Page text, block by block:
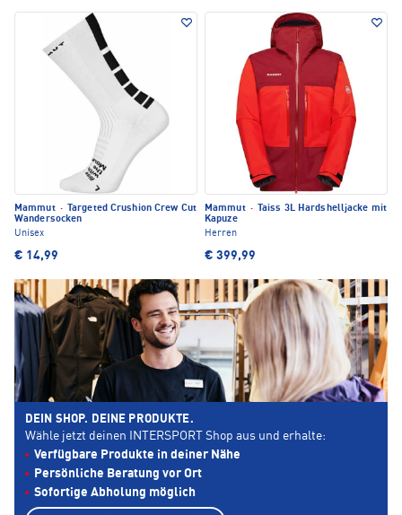
Mammut ·
Targeted Crushion Crew Cut
Wandersocken
Unisex
€ 14,99
Mammut ·
Taiss 3L Hardshelljacke mit
Kapuze
Herren
€ 399,99
DEIN SHOP. DEINE PRODUKTE.
Wähle jetzt deinen INTERSPORT Shop aus und erhalte:
Verfügbare Produkte in deiner Nähe
Persönliche Beratung vor Ort
Sofortige Abholung möglich